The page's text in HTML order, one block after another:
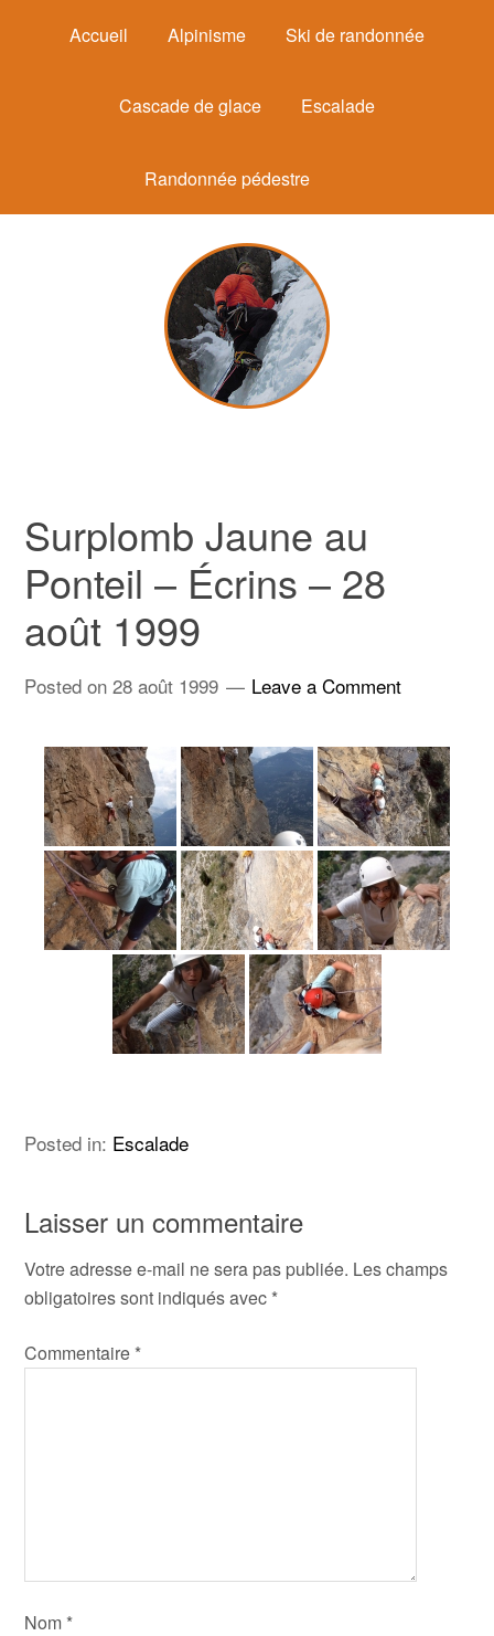
Accueil Alpinisme Ski de randonnée
Cascade de glace Escalade
Randonnée pédestre
Surplomb Jaune au
Ponteil – Écrins – 28
août 1999
Posted on28 août 1999 Leave a Comment
Posted in: Escalade
Laisser un commentaire
Votre adresse e-mail ne sera pas publiée. Les champs
obligatoires sont indiqués avec *
Commentaire *
Nom *